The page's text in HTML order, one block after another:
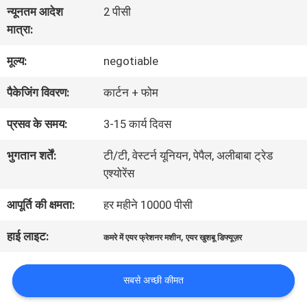
हमारे
बारे
में
कारखाना
भ्रमण
गुणवत्ता
नियंत्रण
संपर्क
न्यूनतम आदेश
मात्रा:
2 पीसी
मूल्य: negotiable
पैकेजिंग विवरण: कार्टन + फोम
प्रसव के समय: 3-15 कार्य दिवस
भुगतान शर्तें:
टी/टी, वेस्टर्न यूनियन, पेपैल, अलीबाबा ट्रेड
एश्योरेंस
आपूर्ति की क्षमता: हर महीने 10000 पीसी
हाई लाइट: कमरे में एयर फ्रेशनर मशीन,एयर खुशबू डिफ्यूज़र
सबसे अच्छी कीमत